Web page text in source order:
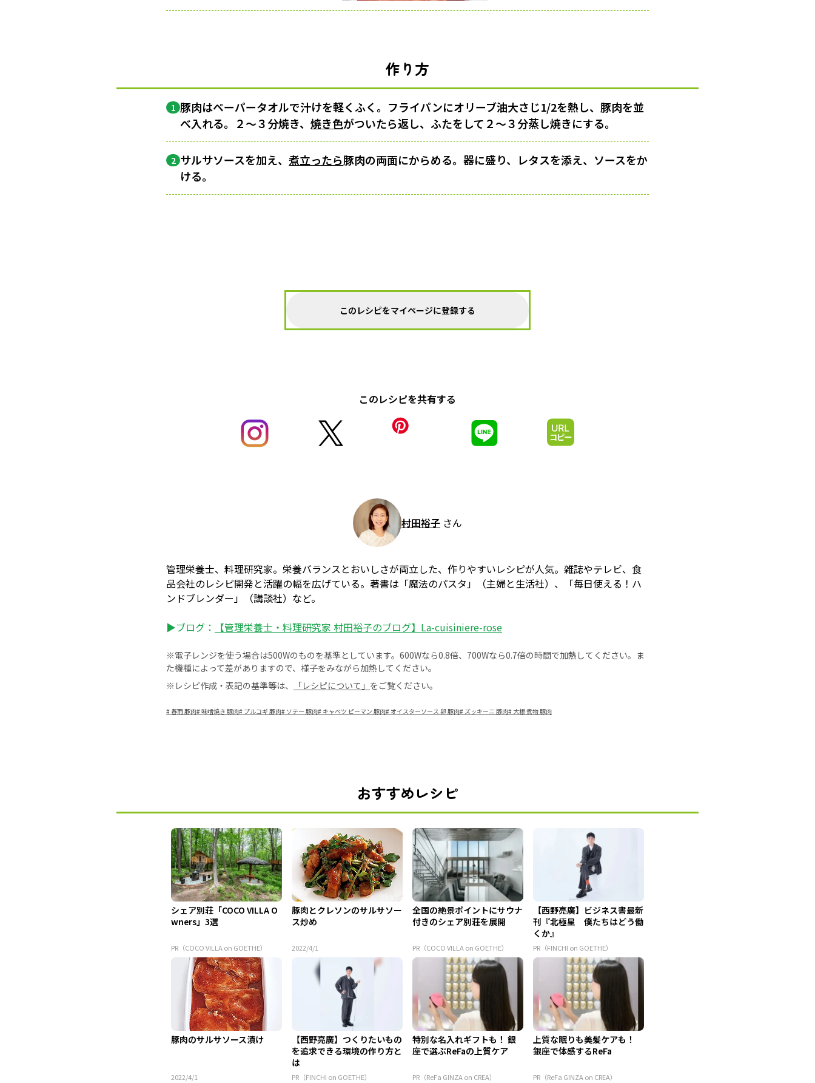
作り方
1 豚肉はペーパータオルで汁けを軽くふく。フライパンにオリーブ油大さじ1/2を熱し、豚肉を並
べ入れる。２〜３分焼き、焼き色がついたら返し、ふたをして２〜３分蒸し焼きにする。
2 サルサソースを加え、煮立ったら豚肉の両面にからめる。器に盛り、レタスを添え、ソースをか
ける。
このレシピをマイページに登録する
このレシピを共有する
村田裕子 さん
管理栄養士、料理研究家。栄養バランスとおいしさが両立した、作りやすいレシピが人気。雑誌やテレビ、食
品会社のレシピ開発と活躍の幅を広げている。著書は「魔法のパスタ」（主婦と生活社）、「毎日使える！ハ
ンドブレンダー」（講談社）など。
▶ブログ：
【管理栄養士・料理研究家 村田裕子のブログ】La-cuisiniere-rose
※電子レンジを使う場合は500Wのものを基準としています。600Wなら0.8倍、700Wなら0.7倍の時間で加熱してください。ま
た機種によって差がありますので、様子をみながら加熱してください。
※レシピ作成・表記の基準等は、
「レシピについて」 をご覧ください。
# 春雨 豚肉#味噌焼き 豚肉# プルコギ 豚肉# ソテー 豚肉# キャベツ ピーマン 豚肉#オイスターソース 卵 豚肉# ズッキーニ 豚肉# 大根 煮物 豚肉
おすすめレシピ
シェア別荘「COCO VILLA O
wners」3選
PR（COCO VILLA on GOETHE）
豚肉とクレソンのサルサソー
ス炒め
2022/4/1
全国の絶景ポイントにサウナ
付きのシェア別荘を展開
PR（COCO VILLA on GOETHE）
【西野亮廣】ビジネス書最新
刊『北極星 僕たちはどう働
くか』
PR（FINCHI on GOETHE）
豚肉のサルサソース漬け
2022/4/1
【西野亮廣】つくりたいもの
を追求できる環境の作り方と
は
PR（FINCHI on GOETHE）
特別な名入れギフトも！ 銀
座で選ぶReFaの上質ケア
PR（ReFa GINZA on CREA）
上質な眠りも美髪ケアも！
銀座で体感するReFa
PR（ReFa GINZA on CREA）